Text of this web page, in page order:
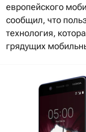
европейского
сообщил, что
технология,
грядущих